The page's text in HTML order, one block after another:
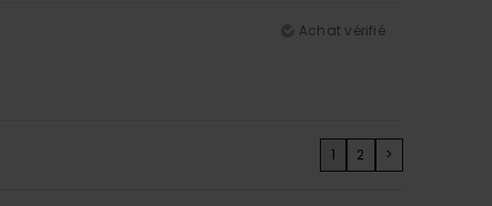
Achat vérifié
1 2 >